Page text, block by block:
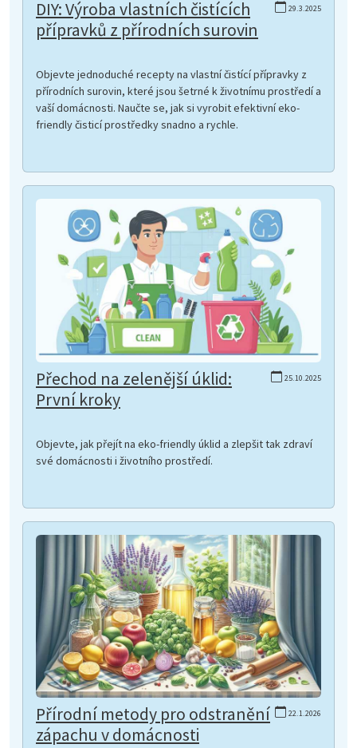
29.3.2025
DIY: Výroba vlastních čistících
přípravků z přírodních surovin
Objevte jednoduché recepty na vlastní čistící přípravky z
přírodních surovin, které jsou šetrné k životnímu prostředí a
vaší domácnosti. Naučte se, jak si vyrobit efektivní eko-
friendly čisticí prostředky snadno a rychle.
25.10.2025
Přechod na zelenější úklid:
První kroky
Objevte, jak přejít na eko-friendly úklid a zlepšit tak zdraví
své domácnosti i životního prostředí.
22.1.2026
Přírodní metody pro odstranění
zápachu v domácnosti